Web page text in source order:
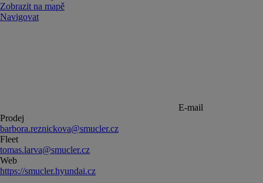
Zobrazit na mapě
Navigovat
E-mail
Prodej
barbora.reznickova@smucler.cz
Fleet
tomas.larva@smucler.cz
Web
https://smucler.hyundai.cz